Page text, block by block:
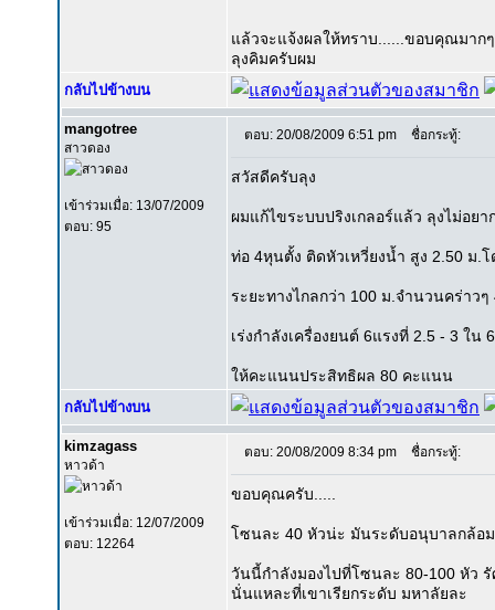
แล้วจะแจ้งผลให้ทราบ......ขอบคุณมากๆ
ลุงคิมครับผม
กลับไปข้างบน
mangotree
สาวดอง
เข้าร่วมเมื่อ: 13/07/2009
ตอบ: 95
ตอบ: 20/08/2009 6:51 pm ชื่อกระทู้:
สวัสดีครับลุง
ผมแก้ไขระบบปริงเกลอร์แล้ว ลุงไม่อย
ท่อ 4หุนตั้ง ติดหัวเหวี่ยงน้ำ สูง 2.50 ม
ระยะทางไกลกว่า 100 ม.จำนวนคร่าวๆ
เร่งกำลังเครื่องยนต์ 6แรงที่ 2.5 - 3 ใน
ให้คะแนนประสิทธิผล 80 คะแนน
กลับไปข้างบน
kimzagass
หาวด้า
เข้าร่วมเมื่อ: 12/07/2009
ตอบ: 12264
ตอบ: 20/08/2009 8:34 pm ชื่อกระทู้:
ขอบคุณครับ.....
โซนละ 40 หัวน่ะ มันระดับอนุบาลกล้อ
วันนี้กำลังมองไปที่โซนละ 80-100 หัว
นั่นแหละที่เขาเรียกระดับ มหาลัยละ